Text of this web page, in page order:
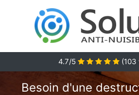
4.7/5 (103
Besoin d'une